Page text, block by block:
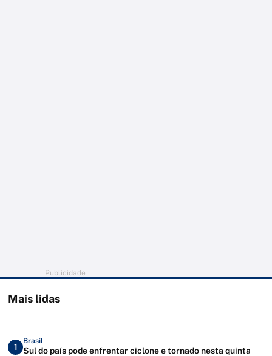
Publicidade
Mais lidas
1
Brasil
Sul do país pode enfrentar ciclone e tornado nesta quinta